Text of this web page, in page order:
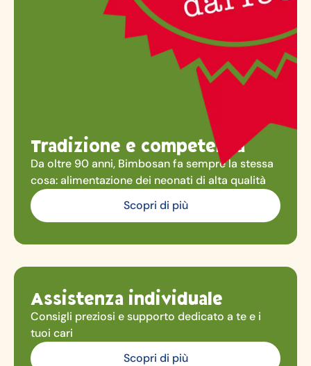
Tradizione e competenza
Da oltre 90 anni, Bimbosan fa sempre la stessa
cosa: alimentazione dei neonati di alta qualità
Scopri di più
Assistenza individuale
Consigli preziosi e supporto dedicato a te e i
tuoi cari
Scopri di più